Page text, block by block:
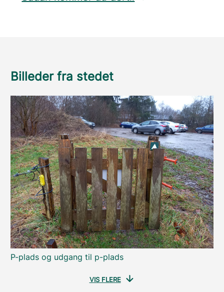
Billeder fra stedet
P-plads og udgang til p-plads
VIS FLERE